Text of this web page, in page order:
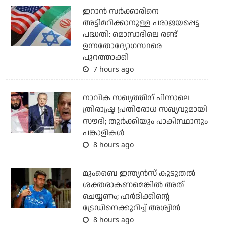
ഇറാന്‍ സര്‍ക്കാരിനെ
അട്ടിമറിക്കാനുള്ള പരാജയപ്പെട്ട
പദ്ധതി: മൊസാദിലെ രണ്ട്
ഉന്നതോദ്യോഗസ്ഥരെ
പുറത്താക്കി
7 hours ago
നാവിക സഖ്യത്തിന് പിന്നാലെ
ത്രിരാഷ്ട്ര പ്രതിരോധ സഖ്യവുമായി
സൗദി; തുര്‍ക്കിയും പാകിസ്ഥാനും
പങ്കാളികള്‍
8 hours ago
മുംബൈ ഇന്ത്യന്‍സ് കൂടുതല്‍
ശക്തരാകണമെങ്കില്‍ അത്
ചെയ്യണം; ഹര്‍ദിക്കിന്റെ
ട്രേഡിനെക്കുറിച്ച് അശ്വിന്‍
8 hours ago